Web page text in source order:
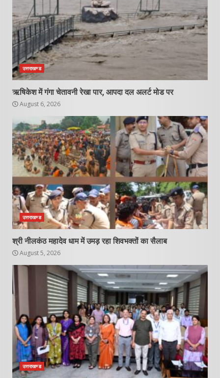
उत्तराखण्ड
ऋषिकेश में गंगा चेतावनी रेखा पार, आपदा दल अलर्ट मोड पर
August 6, 2026
उत्तराखण्ड
श्री नीलकंठ महादेव धाम में उमड़ रहा शिवभक्तों का सैलाब
August 5, 2026
उत्तराखण्ड